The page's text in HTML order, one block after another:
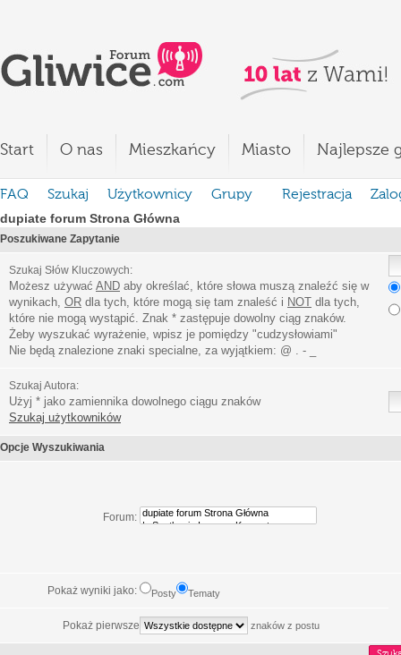
Start O nas Mieszkańcy Miasto Najlepsze
FAQ Szukaj Użytkownicy Grupy Rejestracja
dupiate forum Strona Główna
Poszukiwane Zapytanie
Szukaj Słów Kluczowych:
Możesz używać AND aby określać, które słowa muszą znaleźć się w
wynikach, OR dla tych, które mogą się tam znaleść i NOT dla tych,
które nie mogą wystąpić. Znak * zastępuje dowolny ciąg znaków.
Żeby wyszukać wyrażenie, wpisz je pomiędzy "cudzysłowiami"
Nie będą znalezione znaki specialne, za wyjątkiem: @ . - _
Szukaj Autora:
Użyj * jako zamiennika dowolnego ciągu znaków
Szukaj użytkowników
Opcje Wyszukiwania
Forum:
Pokaż wyniki jako: Posty Tematy
Pokaż pierwsze znaków z postu